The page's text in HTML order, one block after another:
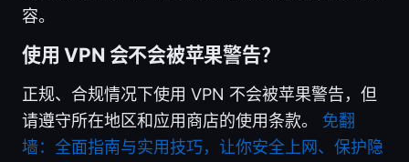
容。
使用 VPN 会不会被苹果警告？
正规、合规情况下使用 VPN 不会被苹果警告，但
请遵守所在地区和应用商店的使用条款。 免翻
墙：全面指南与实用技巧，让你安全上网、保护隐